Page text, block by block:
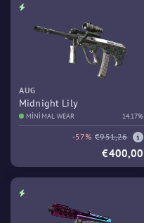
AUG
Midnight Lily
MINIMAL WEAR 14.17%
-57% €951,26
€400,00